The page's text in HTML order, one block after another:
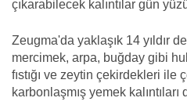
çıkarabilecek kalıntılar gün
Zeugma'da yaklaşık 14 yıldır
mercimek, arpa, buğday gibi
fıstığı ve zeytin çekirdekleri ile
karbonlaşmış yemek kalıntıları